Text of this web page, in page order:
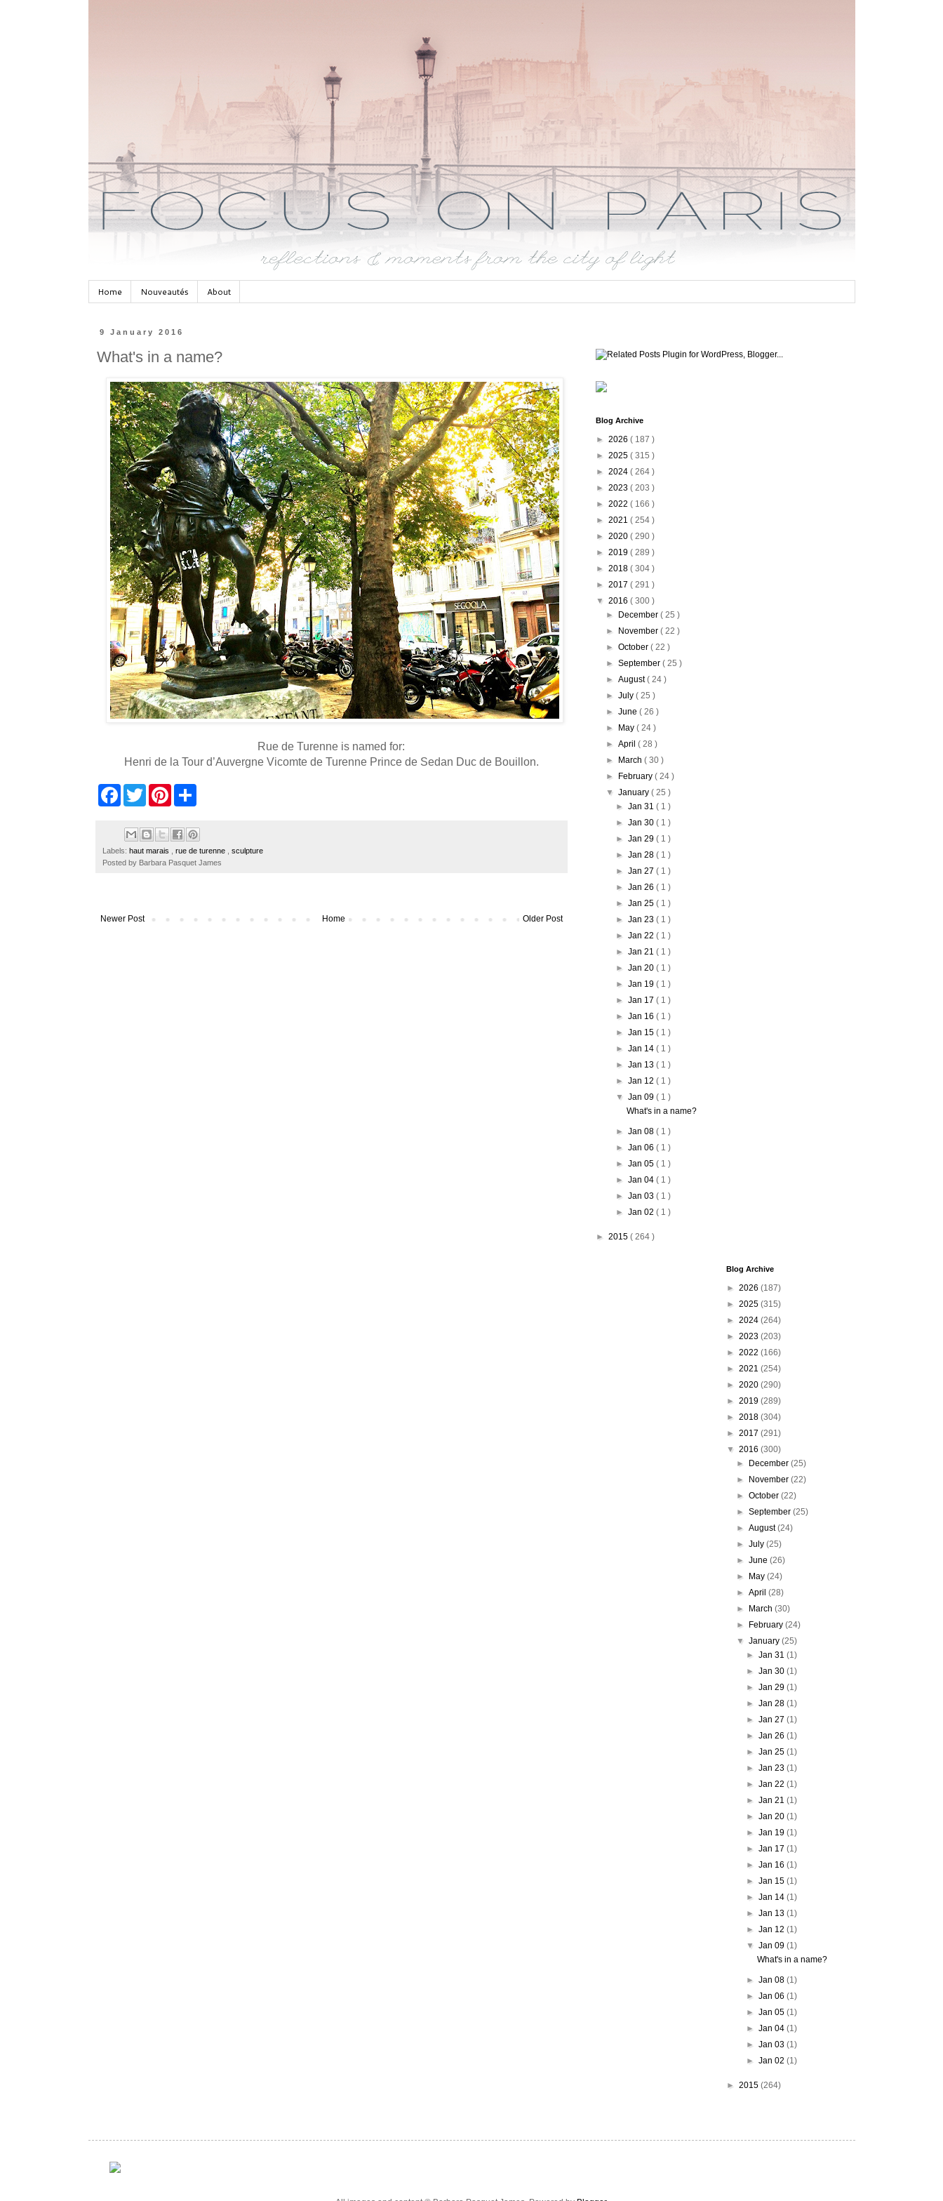
Home Nouveautés About
9 January 2016
What's in a name?
Rue de Turenne is named for:
Henri de la Tour d’Auvergne Vicomte de Turenne Prince de Sedan Duc de Bouillon.
o
k
w
t
e
s
e
Labels: haut marais , rue de turenne , sculpture
Posted by Barbara Pasquet James
Newer Post Older Post
Home
Blog Archive
► 2026 ( 187 )
► 2025 ( 315 )
► 2024 ( 264 )
► 2023 ( 203 )
► 2022 ( 166 )
► 2021 ( 254 )
► 2020 ( 290 )
► 2019 ( 289 )
► 2018 ( 304 )
► 2017 ( 291 )
▼ 2016 ( 300 )
►
December ( 25 )
►
November ( 22 )
► October ( 22 )
► September ( 25 )
► August( 24 )
► July ( 25 )
► June ( 26 )
►
May ( 24 )
► April ( 28 )
►
March ( 30 )
►
February ( 24 )
▼ January ( 25 )
►Jan 31( 1 )
►Jan 30( 1 )
►Jan 29( 1 )
►Jan 28( 1 )
►Jan 27( 1 )
►Jan 26( 1 )
►Jan 25( 1 )
►Jan 23( 1 )
►Jan 22( 1 )
►Jan 21( 1 )
►Jan 20( 1 )
►Jan 19( 1 )
►Jan 17( 1 )
►Jan 16( 1 )
►Jan 15( 1 )
►Jan 14( 1 )
►Jan 13( 1 )
►Jan 12( 1 )
▼Jan 09( 1 )
What's in a name?
►Jan 08( 1 )
►Jan 06( 1 )
►Jan 05( 1 )
►Jan 04( 1 )
►Jan 03( 1 )
►Jan 02( 1 )
► 2015 ( 264 )
Blog Archive
► 2026 (187)
► 2025 (315)
► 2024 (264)
► 2023 (203)
► 2022 (166)
► 2021 (254)
► 2020 (290)
► 2019 (289)
► 2018 (304)
► 2017 (291)
▼ 2016 (300)
►
December (25)
►
November (22)
► October (22)
► September (25)
► August(24)
► July (25)
► June (26)
►
May (24)
► April (28)
►
March (30)
►
February (24)
▼ January (25)
►Jan 31(1)
►Jan 30(1)
►Jan 29(1)
►Jan 28(1)
►Jan 27(1)
►Jan 26(1)
►Jan 25(1)
►Jan 23(1)
►Jan 22(1)
►Jan 21(1)
►Jan 20(1)
►Jan 19(1)
►Jan 17(1)
►Jan 16(1)
►Jan 15(1)
►Jan 14(1)
►Jan 13(1)
►Jan 12(1)
▼Jan 09(1)
What's in a name?
►Jan 08(1)
►Jan 06(1)
►Jan 05(1)
►Jan 04(1)
►Jan 03(1)
►Jan 02(1)
► 2015 (264)